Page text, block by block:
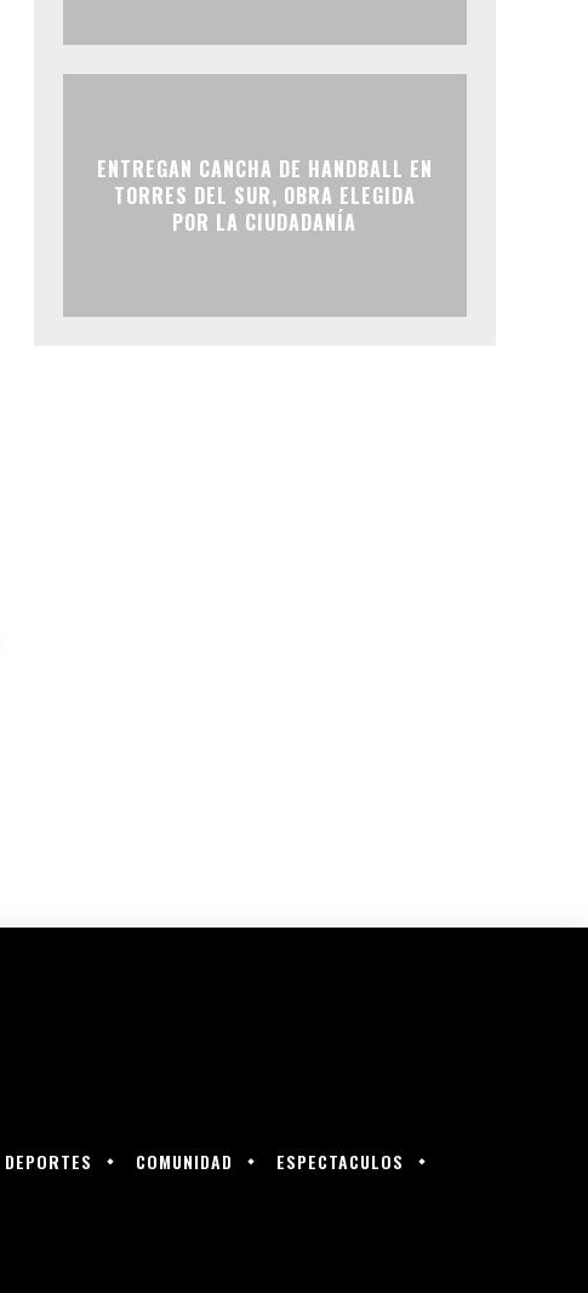
ENTREGAN CANCHA DE HANDBALL EN
TORRES DEL SUR, OBRA ELEGIDA
POR LA CIUDADANÍA
DEPORTES COMUNIDAD
ESPECTACULOS